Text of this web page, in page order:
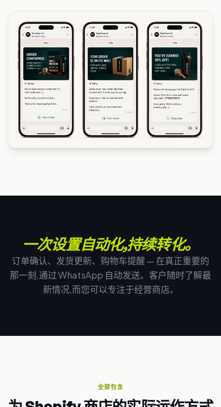
一次设置自动化,持续转化。
订单确认、发货更新、购物车提醒 — 在真正重要的
那一刻,通过 WhatsApp 自动发送。客户随时了解最
新情况,而您可以专注于经营商店。
全部包含